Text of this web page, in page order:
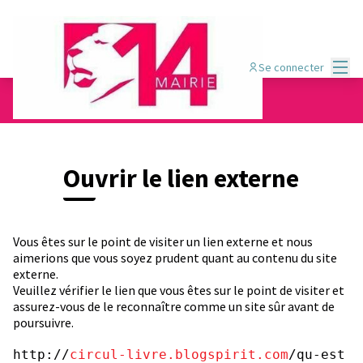
Se connecter
Ouvrir le lien externe
Vous êtes sur le point de visiter un lien externe et nous
aimerions que vous soyez prudent quant au contenu du site
externe.
Veuillez vérifier le lien que vous êtes sur le point de visiter et
assurez-vous de le reconnaître comme un site sûr avant de
poursuivre.
http://circul-livre.blogspirit.com/qu-est